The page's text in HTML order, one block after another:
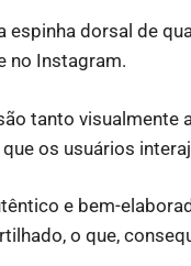
espinha dorsal de
no Instagram.
tanto visualmente
os usuários
e bem-
o que,